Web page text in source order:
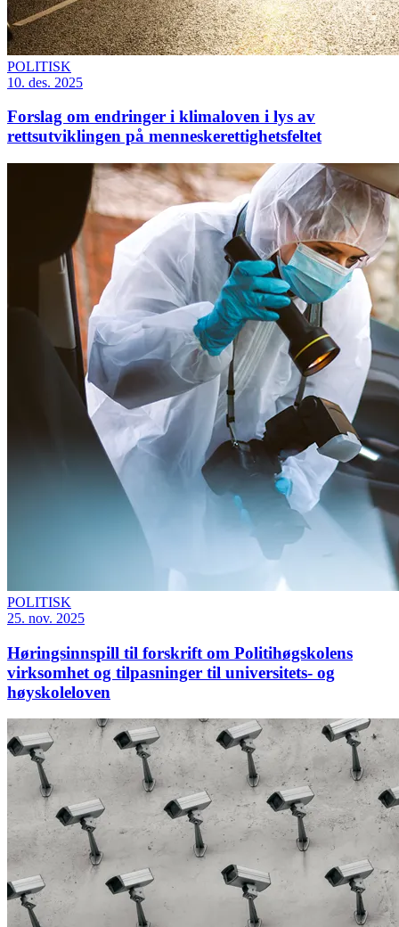
POLITISK
10. des. 2025
Forslag om endringer i klimaloven i lys av
rettsutviklingen på menneskerettighetsfeltet
POLITISK
25. nov. 2025
Høringsinnspill til forskrift om Politihøgskolens
virksomhet og tilpasninger til universitets- og
høyskoleloven